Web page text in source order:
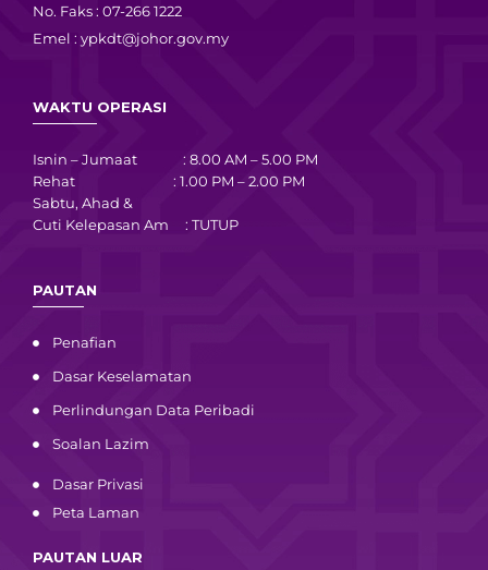
No. Faks : 07-266 1222
Emel : ypkdt@johor.gov.my
WAKTU OPERASI
Isnin – Jumaat : 8.00 AM – 5.00 PM
Rehat : 1.00 PM – 2.00 PM
Sabtu, Ahad &
Cuti Kelepasan Am : TUTUP
PAUTAN
Penafian
Dasar Keselamatan
Perlindungan Data Peribadi
Soalan Lazim
Dasar Privasi
Peta Laman
PAUTAN LUAR